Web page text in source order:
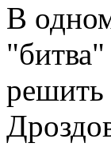
В
решить